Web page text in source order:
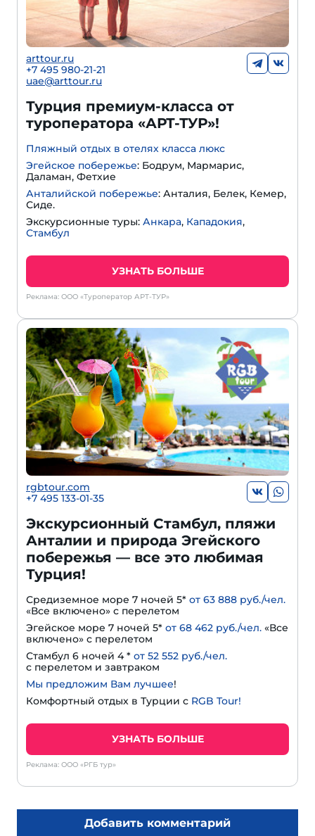
arttour.ru
+7 495 980-21-21
uae@arttour.ru
Турция премиум-класса от
туроператора «АРТ-ТУР»!
Пляжный отдых в отелях класса люкс
Эгейское побережье: Бодрум, Мармарис,
Даламан, Фетхие
Анталийской побережье: Анталия, Белек, Кемер,
Сиде.
Экскурсионные туры: Анкара, Кападокия,
Стамбул
УЗНАТЬ БОЛЬШЕ
Реклама: ООО «Туроператор АРТ-ТУР»
rgbtour.com
+7 495 133-01-35
Экскурсионный Стамбул, пляжи
Анталии и природа Эгейского
побережья — все это любимая
Турция!
Средиземное море 7 ночей 5* от 63 888 руб./чел.
«Все включено» с перелетом
Эгейское море 7 ночей 5* от 68 462 руб./чел. «Все
включено» с перелетом
Стамбул 6 ночей 4 * от 52 552 руб./чел.
с перелетом и завтраком
Мы предложим Вам лучшее!
Комфортный отдых в Турции с RGB Tour!
УЗНАТЬ БОЛЬШЕ
Реклама: ООО «РГБ тур»
Добавить комментарий